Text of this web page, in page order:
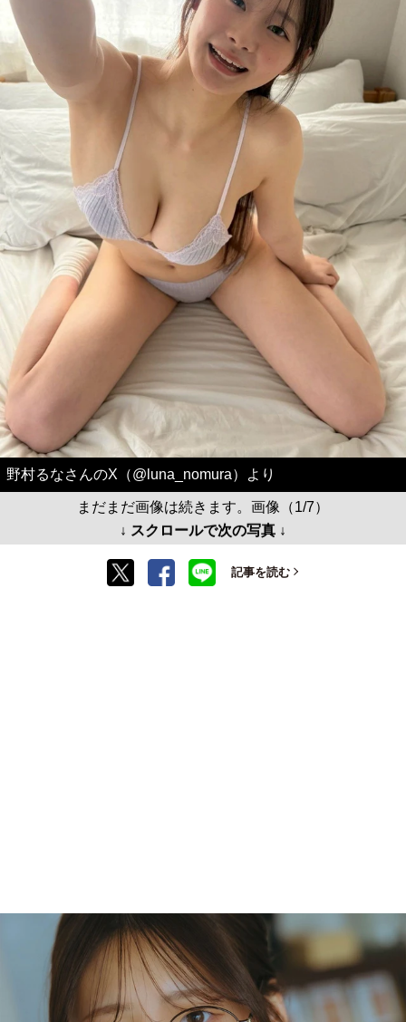
野村るなさんのX（@luna_nomura）より
まだまだ画像は続きます。画像（1/7）
↓ スクロールで次の写真 ↓
記事を読む